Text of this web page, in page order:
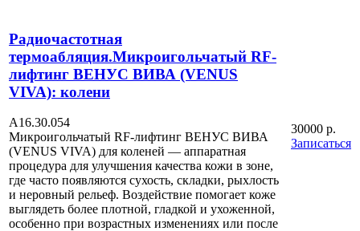
Радиочастотная
термоабляция.Микроигольчатый RF-
лифтинг ВЕНУС ВИВА (VENUS
VIVA): колени
А16.30.054
Микроигольчатый RF-лифтинг ВЕНУС ВИВА
(VENUS VIVA) для коленей — аппаратная
процедура для улучшения качества кожи в зоне,
где часто появляются сухость, складки, рыхлость
и неровный рельеф. Воздействие помогает коже
выглядеть более плотной, гладкой и ухоженной,
особенно при возрастных изменениях или после
30000 р.
Записаться